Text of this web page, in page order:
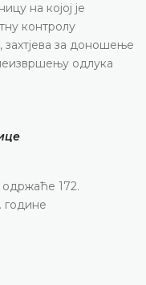
на којој је
контролу
захтјева за доношење
одлука
172.
године